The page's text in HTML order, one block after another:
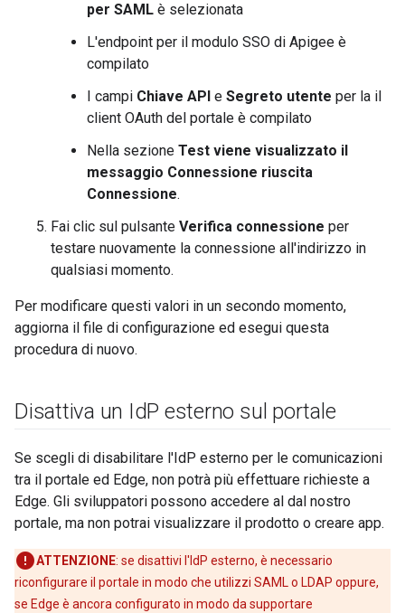
per SAML è selezionata
L'endpoint per il modulo SSO di Apigee è
compilato
I campi Chiave API e Segreto utente per la il
client OAuth del portale è compilato
Nella sezione Test viene visualizzato il
messaggio Connessione riuscita
Connessione.
Fai clic sul pulsante Verifica connessione per
testare nuovamente la connessione all'indirizzo in
qualsiasi momento.
Per modificare questi valori in un secondo momento,
aggiorna il file di configurazione ed esegui questa
procedura di nuovo.
Disattiva un IdP esterno sul portale
Se scegli di disabilitare l'IdP esterno per le comunicazioni
tra il portale ed Edge, non potrà più effettuare richieste a
Edge. Gli sviluppatori possono accedere al dal nostro
portale, ma non potrai visualizzare il prodotto o creare app.
ATTENZIONE: se disattivi l'IdP esterno, è necessario
riconfigurare il portale in modo che utilizzi SAML o LDAP oppure,
se Edge è ancora configurato in modo da supportare